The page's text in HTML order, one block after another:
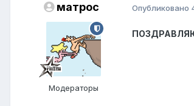
матрос
Модераторы
Опубликовано